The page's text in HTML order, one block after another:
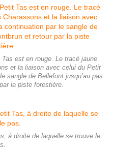
est en rouge. Le tracé jaune
et la liaison avec celui du Petit
sangle de Bellefont jusqu’au pas
la piste forestière.
à droite de laquelle se trouve le